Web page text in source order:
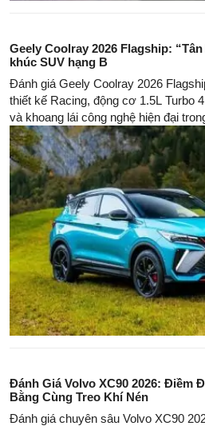
Geely Coolray 2026 Flagship:
khúc SUV hạng B
Đánh giá Geely Coolray 2026
thiết kế Racing, động cơ 1.5L Turbo
và khoang lái công nghệ hiện đại
Đánh Giá Volvo XC90 2026: Điềm
Bằng Cùng Treo Khí Nén
Đánh giá chuyên sâu Volvo XC90